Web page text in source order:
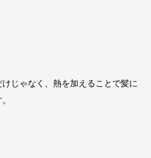
じゃなく、熱を加えることで髪に